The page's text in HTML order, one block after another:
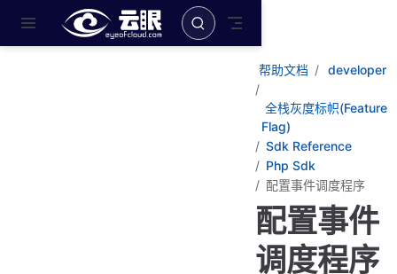
跳至主要內容
帮助文档 developer
全栈灰度标帜(Feature
Flag)
Sdk Reference
Php Sdk
配置事件调度程序
配置事件
调度程序